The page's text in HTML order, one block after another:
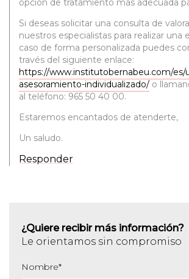
opción de tratamiento más adecuada
Si deseas solicitar una consulta de
nuestros especialistas para realizar una
caso de forma personalizada puedes
través del siguiente enlace:
https://www.institutobernabeu.com/es/
asesoramiento-individualizado/ o
al teléfono: 965 50 40 00.
Estaremos encantados de atenderte,
Un saludo.
Responder
¿Quiere recibir más información?
Le orientamos sin compromiso
Nombre*